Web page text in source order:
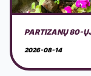
LAIVAS AURORA:
2026-08-15